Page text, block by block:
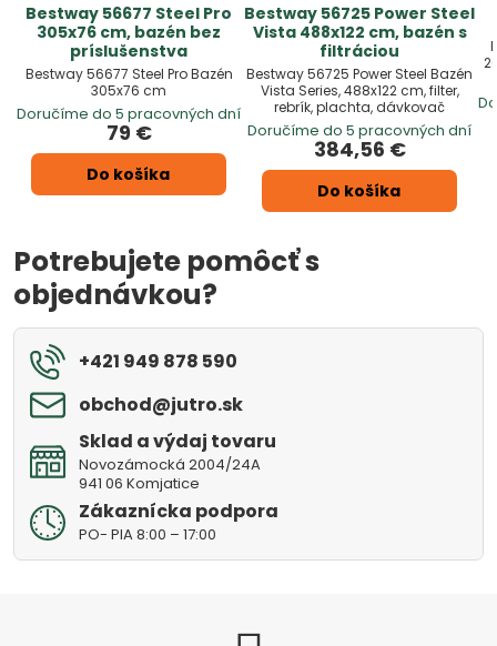
Bestway 56677 Steel Pro
305x76 cm, bazén bez
príslušenstva
Bestway 56677 Steel Pro Bazén
305x76 cm
Doručíme do 5 pracovných dní
79 €
Do košíka
Bestway 56725 Power Steel
Vista 488x122 cm, bazén s
filtráciou
Bestway 56725 Power Steel Bazén
Vista Series, 488x122 cm, filter,
rebrík, plachta, dávkovač
Doručíme do 5 pracovných dní
384,56 €
Do košíka
Potrebujete pomôcť s
objednávkou?
+421 949 878 590
obchod​@jutro​.sk
Sklad a výdaj tovaru
Novozámocká 2004/24A
941 06 Komjatice
Zákaznícka podpora
PO- PIA 8:00 – 17:00